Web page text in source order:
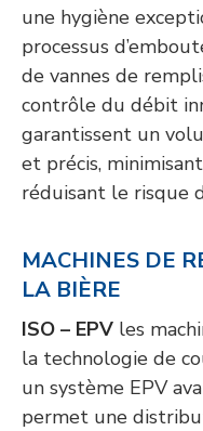
une hygiène
processus
de vannes de
contrôle du débit
garantissent un
et précis,
réduisant le risque
MACHINES DE
LA BIÈRE
ISO – EPV les
la technologie de
un système EPV
permet une